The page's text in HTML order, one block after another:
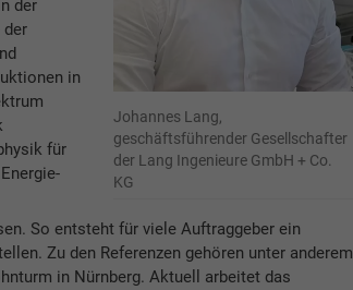
der
in
für
Johannes Lang,
geschäftsführender Gesellschafter
der Lang Ingenieure GmbH + Co.
KG
So entsteht für viele Auftraggeber ein
Zu den Referenzen gehören unter anderem
in Nürnberg. Aktuell arbeitet das